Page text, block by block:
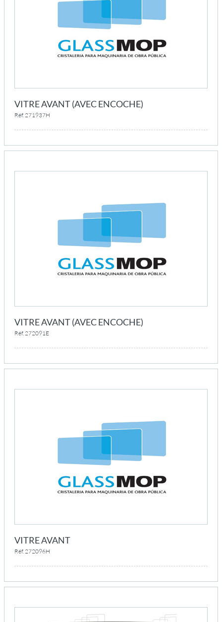
VITRE AVANT (AVEC ENCOCHE)
Réf. 271937H
VITRE AVANT (AVEC ENCOCHE)
Réf. 272091E
VITRE AVANT
Réf. 272096H